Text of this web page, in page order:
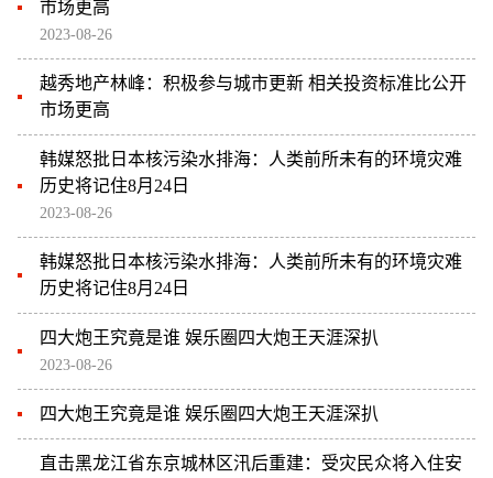
市场更高
2023-08-26
越秀地产林峰：积极参与城市更新 相关投资标准比公开
市场更高
韩媒怒批日本核污染水排海：人类前所未有的环境灾难
历史将记住8月24日
2023-08-26
韩媒怒批日本核污染水排海：人类前所未有的环境灾难
历史将记住8月24日
四大炮王究竟是谁 娱乐圈四大炮王天涯深扒
2023-08-26
四大炮王究竟是谁 娱乐圈四大炮王天涯深扒
直击黑龙江省东京城林区汛后重建：受灾民众将入住安